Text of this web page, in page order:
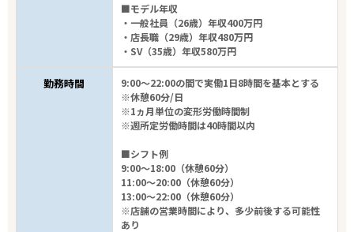
■モデル年収
・一般社員（26歳）年収400万円
・店長職（29歳）年収480万円
・SV（35歳）年収580万円
勤務時間
9:00～22:00の間で実働1日8時間を基本とする
※休憩60分/日
※1ヵ月単位の変形労働時間制
※週所定労働時間は40時間以内
■シフト例
9:00～18:00（休憩60分）
11:00～20:00（休憩60分）
13:00～22:00（休憩60分）
※店舗の営業時間により、多少前後する可能性
あり